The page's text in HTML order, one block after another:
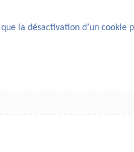
la désactivation d’un